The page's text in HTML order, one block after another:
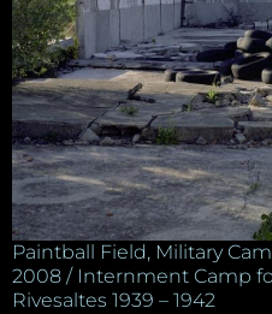
Paintball Field, Military
2008 / Internment Camp
Rivesaltes 1939 – 1942